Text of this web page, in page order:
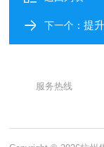
下一个：提升
服务热线